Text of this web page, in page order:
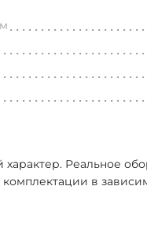
Реальное
в